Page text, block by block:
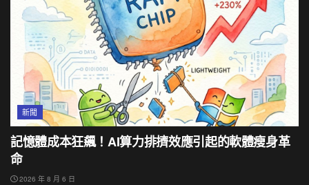
新聞
記憶體成本狂飆！AI算力排擠效應引起的軟體瘦身革
命
2026 年 8 月 6 日